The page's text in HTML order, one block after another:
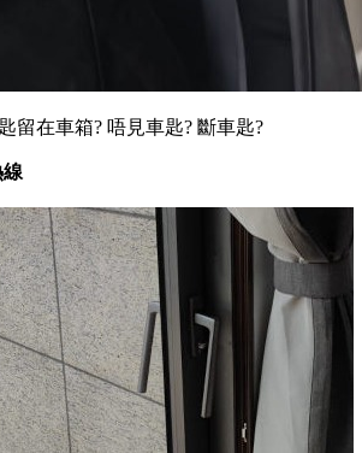
留在車箱? 唔見車匙? 斷車匙?
線